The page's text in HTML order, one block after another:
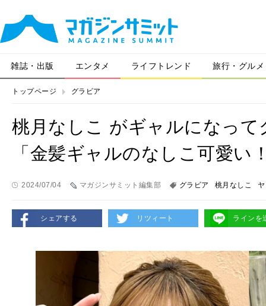
雑誌・出版 エンタメ ライフトレンド 旅行・グルメ
トップページ グラビア
桃月なしこ がギャルになっ
「金髪ギャルのなしこ可愛い
2024/07/04 マガジンサミット編集部 グラビア 桃月なしこ
シェアする リツィート ラインを